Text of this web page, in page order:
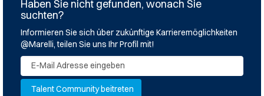
Haben Sie nicht gefunden, wonach Sie
suchten?
Informieren Sie sich über zukünftige Karrieremöglichkeiten
@Marelli, teilen Sie uns Ihr Profil mit!